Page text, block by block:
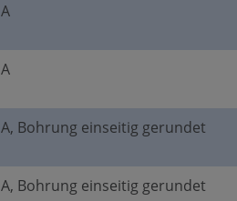
A
A
A, Bohrung einseitig gerundet
A, Bohrung einseitig gerundet